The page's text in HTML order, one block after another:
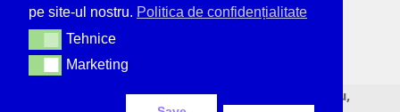
© Deșteptarea - unicul ziar tipărit din Bacău,
pe site-ul nostru. Politica de confidențialitate
TehniceTehnice
MarketingMarketing